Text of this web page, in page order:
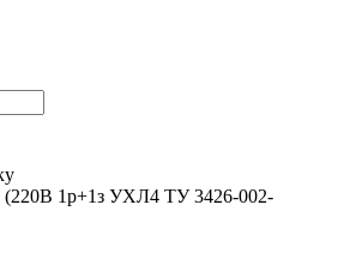
1р+1з УХЛ4 ТУ 3426-002-